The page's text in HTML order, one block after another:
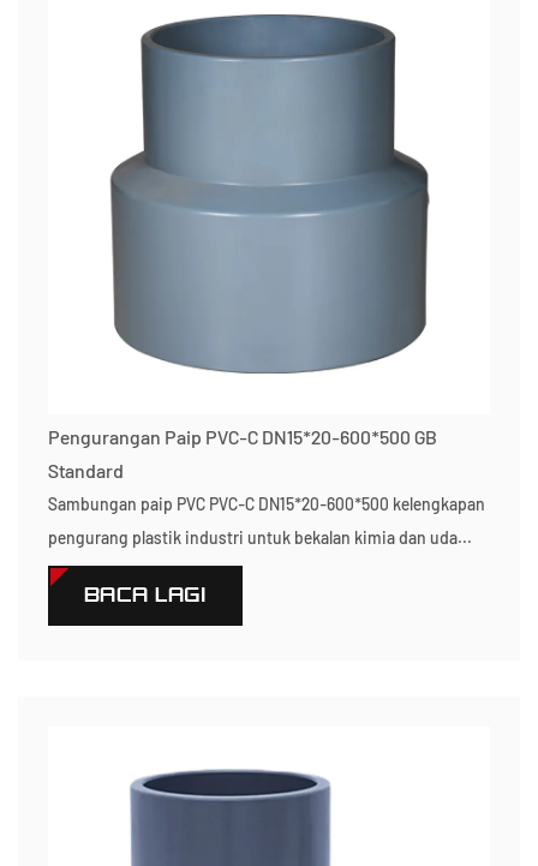
Pengurangan Paip PVC-C DN15*20-600*500 GB
Standard
Sambungan paip PVC PVC-C DN15*20-600*500 kelengkapan
pengurang plastik industri untuk bekalan kimia dan uda...
BACA LAGI